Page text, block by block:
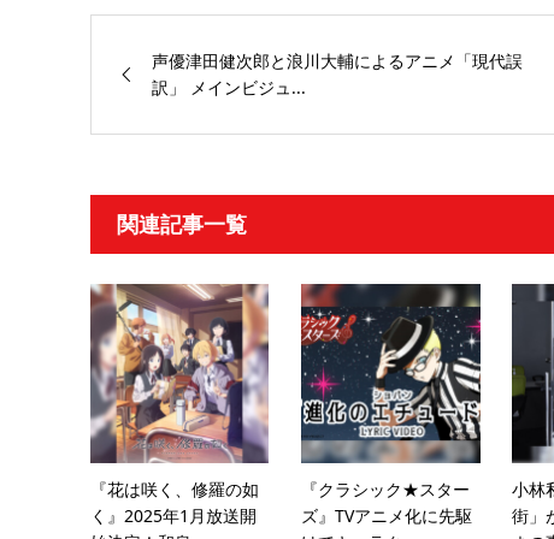
声優津田健次郎と浪川大輔によるアニメ「現代誤
訳」 メインビジュ...
関連記事一覧
『花は咲く、修羅の如
く』2025年1月放送開
『クラシック★スター
ズ』TVアニメ化に先駆
小林
街」